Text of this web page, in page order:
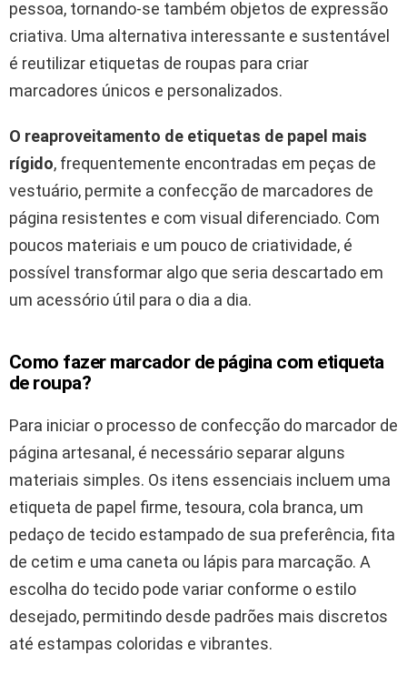
pessoa, tornando-se também objetos de expressão
criativa. Uma alternativa interessante e sustentável
é reutilizar etiquetas de roupas para criar
marcadores únicos e personalizados.
O reaproveitamento de etiquetas de papel mais
rígido, frequentemente encontradas em peças de
vestuário, permite a confecção de marcadores de
página resistentes e com visual diferenciado. Com
poucos materiais e um pouco de criatividade, é
possível transformar algo que seria descartado em
um acessório útil para o dia a dia.
Como fazer marcador de página com etiqueta
de roupa?
Para iniciar o processo de confecção do marcador de
página artesanal, é necessário separar alguns
materiais simples. Os itens essenciais incluem uma
etiqueta de papel firme, tesoura, cola branca, um
pedaço de tecido estampado de sua preferência, fita
de cetim e uma caneta ou lápis para marcação. A
escolha do tecido pode variar conforme o estilo
desejado, permitindo desde padrões mais discretos
até estampas coloridas e vibrantes.